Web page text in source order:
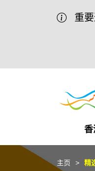
重
香
商业机
盛事之
在港工
在港创
推广香
最新资
主页 精